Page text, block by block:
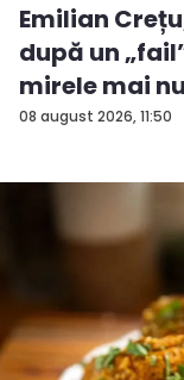
08 august 2026, 11:50
Emilian
după un
mirele mai